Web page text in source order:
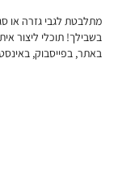
מתלבטת לגבי גזרה או
באתר, בפייסבוק,